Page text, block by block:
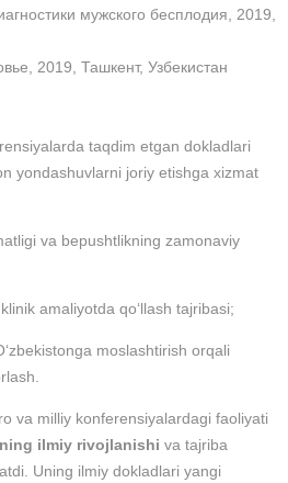
мужского бесплодия, 2019,
2019, Ташкент, Узбекистан
taqdim etgan dokladlari
yondashuvlarni joriy etishga xizmat
va bepushtlikning zamonaviy
amaliyotda qo‘llash tajribasi;
moslashtirish orqali
va milliy konferensiyalardagi faoliyati
ilmiy rivojlanishi va tajriba
Uning ilmiy dokladlari yangi